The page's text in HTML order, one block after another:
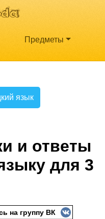
Предметы
язык
и ответы
для 3
на группу ВК